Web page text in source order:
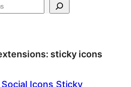
sticky icons
Social Icons Sticky